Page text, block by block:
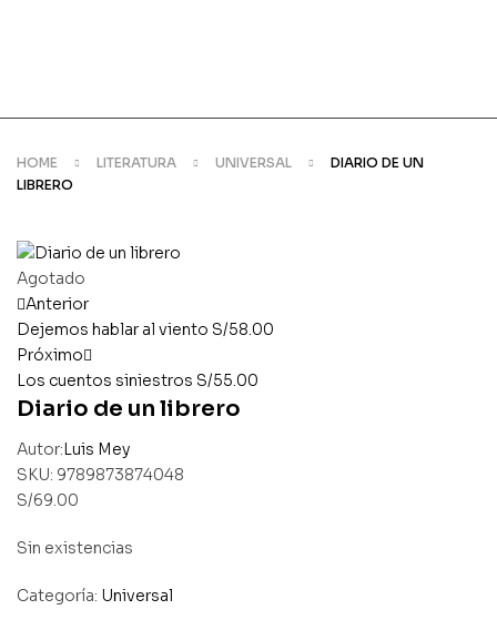
HOME LITERATURA UNIVERSAL
DIARIO DE UN
LIBRERO
Disponibilidad:
Agotado
Anterior
Dejemos hablar al viento S/58.00
Próximo
Los cuentos siniestros S/55.00
Diario de un librero
Autor:Luis Mey
SKU: 9789873874048
S/69.00
Sin existencias
Categoría: Universal